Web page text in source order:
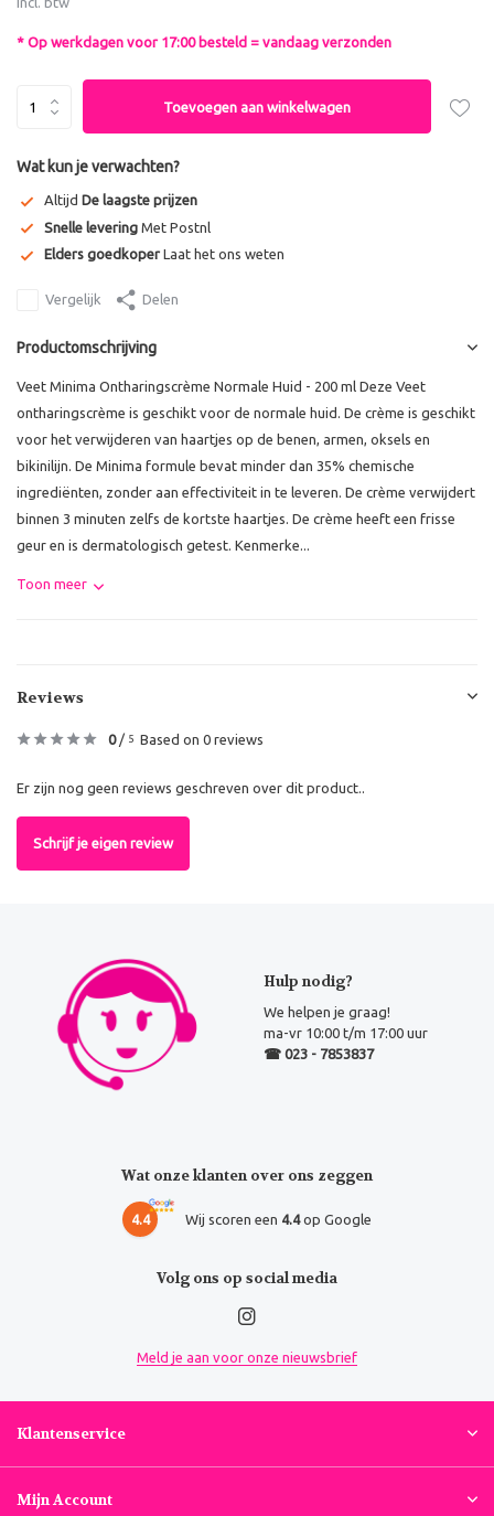
* Op werkdagen voor 17:00 besteld = vandaag verzonden
Toevoegen aan winkelwagen
Wat kun je verwachten?
Altijd De laagste prijzen
Snelle levering Met Postnl
Elders goedkoper Laat het ons weten
Vergelijk Delen
Productomschrijving
Veet Minima Ontharingscrème Normale Huid - 200 ml Deze Veet
ontharingscrème is geschikt voor de normale huid. De crème is geschikt
voor het verwijderen van haartjes op de benen, armen, oksels en
bikinilijn. De Minima formule bevat minder dan 35% chemische
ingrediënten, zonder aan effectiviteit in te leveren. De crème verwijdert
binnen 3 minuten zelfs de kortste haartjes. De crème heeft een frisse
geur en is dermatologisch getest. Kenmerke...
Toon meer
Reviews
0/ 5 Based on 0 reviews
Er zijn nog geen reviews geschreven over dit product..
Schrijf je eigen review
Hulp nodig?
We helpen je graag!
ma-vr 10:00 t/m 17:00 uur
☎ 023 - 7853837
Wat onze klanten over ons zeggen
4.4 Wij scoren een 4.4op Google
Volg ons op social media
Meld je aan voor onze nieuwsbrief
Klantenservice
Mijn Account